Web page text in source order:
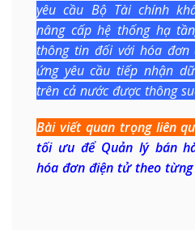
yêu cầu Bộ Tài chính
nâng cấp hệ thống hạ
thông tin đối với hóa
ứng yêu cầu tiếp nhận
trên cả nước được thông
Bài viết quan trọng liên
tối ưu để Quản lý bán
hóa đơn điện tử theo